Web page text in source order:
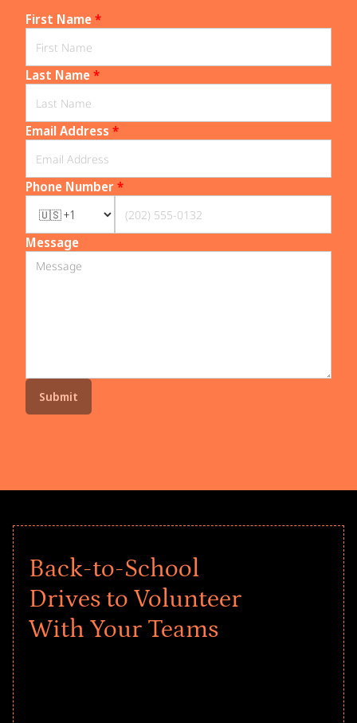
First Name*
Last Name*
Email Address *
Phone Number*
Message
Back-to-School
Drives to Volunteer
With Your Teams